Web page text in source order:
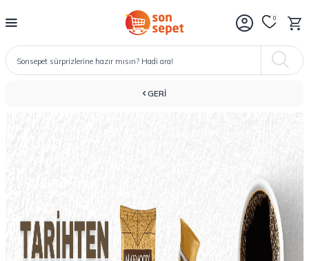
0
GERI